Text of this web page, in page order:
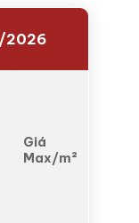
2026
Giá
Max/m²